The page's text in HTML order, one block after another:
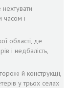
часом і
області, де
і недбалість,
й конструкції,
у трьох селах